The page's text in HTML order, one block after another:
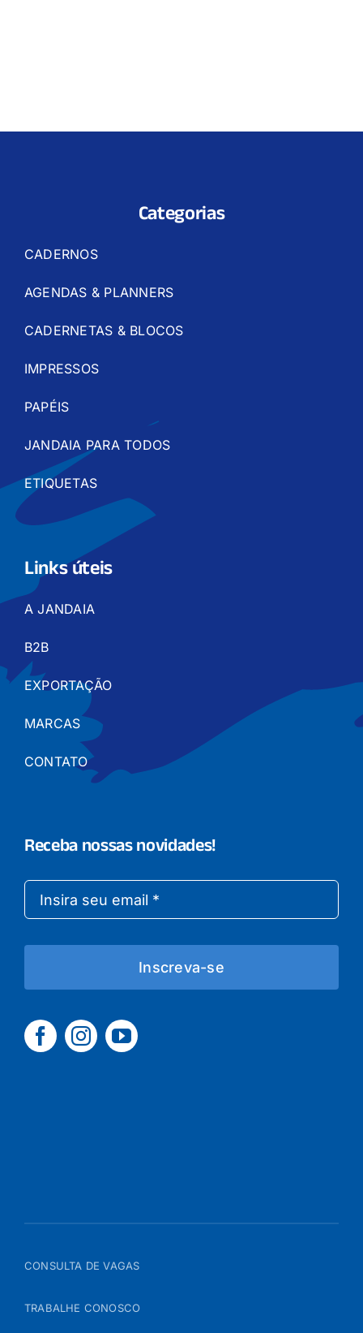
Categorias
CADERNOS
AGENDAS & PLANNERS
CADERNETAS & BLOCOS
IMPRESSOS
PAPÉIS
JANDAIA PARA TODOS
ETIQUETAS
Links úteis
A JANDAIA
B2B
EXPORTAÇÃO
MARCAS
CONTATO
Receba nossas novidades!
Inscreva-se
CONSULTA DE VAGAS
TRABALHE CONOSCO